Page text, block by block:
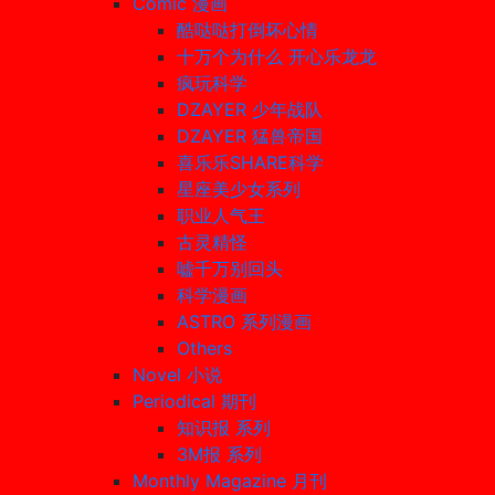
酷哒哒打倒坏心情
十万个为什么 开心乐龙龙
疯玩科学
DZAYER 少年战队
DZAYER 猛兽帝国
喜乐乐SHARE科学
星座美少女系列
职业人气王
古灵精怪
嘘千万别回头
科学漫画
ASTRO 系列漫画
Others
Novel 小说
Periodical 期刊
知识报 系列
3M报 系列
Monthly Magazine 月刊